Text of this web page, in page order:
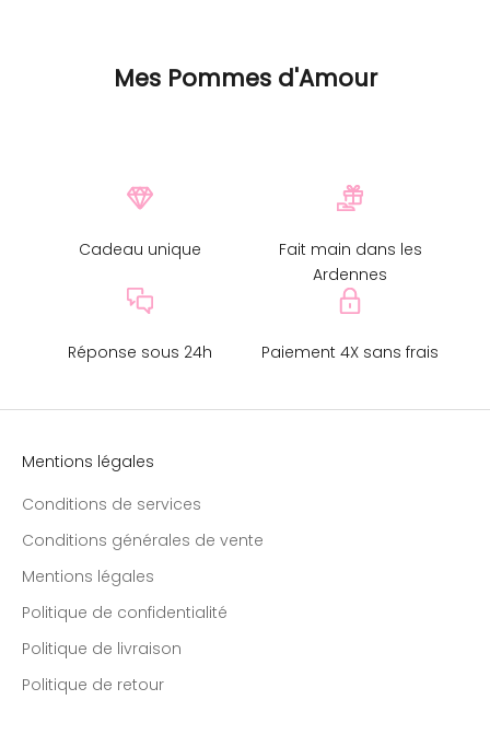
Mes Pommes d'Amour
Cadeau unique
Fait main dans les
Ardennes
Réponse sous 24h Paiement 4X sans frais
Mentions légales
Conditions de services
Conditions générales de vente
Mentions légales
Politique de confidentialité
Politique de livraison
Politique de retour